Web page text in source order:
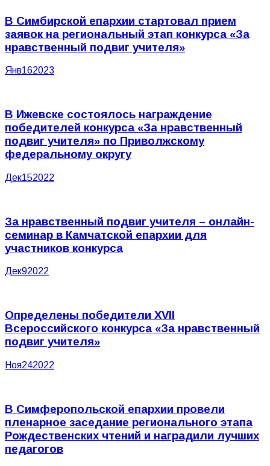
В Симбирской епархии стартовал прием
заявок на региональный этап конкурса «За
нравственный подвиг учителя»
Янв162023
В Ижевске состоялось награждение
победителей конкурса «За нравственный
подвиг учителя» по Приволжскому
федеральному округу
Дек152022
За нравственный подвиг учителя – онлайн-
семинар в Камчатской епархии для
участников конкурса
Дек92022
Определены победители XVII
Всероссийского конкурса «За нравственный
подвиг учителя»
Ноя242022
В Симферопольской епархии провели
пленарное заседание регионального этапа
Рождественских чтений и наградили лучших
педагогов